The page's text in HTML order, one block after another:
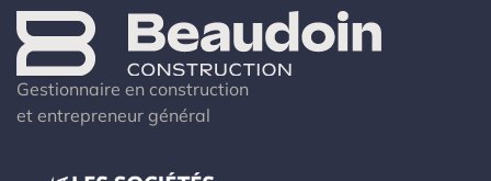
Gestionnaire en construction
et entrepreneur général